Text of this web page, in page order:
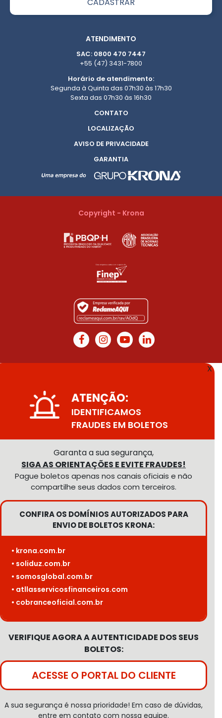
ATENDIMENTO
SAC: 0800 470 7447
+55 (47) 3431-7800
Horário de atendimento:
Segunda à Quinta das 07h30 às 17h30
Sexta das 07h30 às 16h30
CONTATO
LOCALIZAÇÃO
AVISO DE PRIVACIDADE
GARANTIA
Copyright - Krona
X
ATENÇÃO:
IDENTIFICAMOS
FRAUDES EM BOLETOS
Garanta a sua segurança,
SIGA AS ORIENTAÇÕES E EVITE FRAUDES!
Pague boletos apenas nos canais oficiais e não
compartilhe seus dados com terceiros.
CONFIRA OS DOMÍNIOS AUTORIZADOS PARA
ENVIO DE BOLETOS KRONA:
• krona.com.br
• soliduz.com.br
• somosglobal.com.br
• atllasservicosfinanceiros.com
• cobranceoficial.com.br
VERIFIQUE AGORA A AUTENTICIDADE DOS SEUS
BOLETOS:
ACESSE O PORTAL DO CLIENTE
A sua segurança é nossa prioridade! Em caso de dúvidas,
entre em contato com nossa equipe.